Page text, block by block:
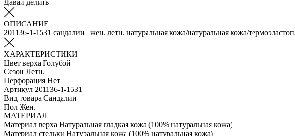
Давай делить
ОПИСАНИЕ
201136-1-1531 сандалии жен. летн. натуральная кожа/натуральная кожа/
ХАРАКТЕРИСТИКИ
Цвет верха Голубой
Сезон Летн.
Перфорация Нет
Артикул 201136-1-1531
Вид товара Сандалии
Пол Жен.
МАТЕРИАЛ
Материал верха Натуральная гладкая кожа (100% натуральная кожа)
Материал стельки Натуральная кожа (100% натуральная кожа)